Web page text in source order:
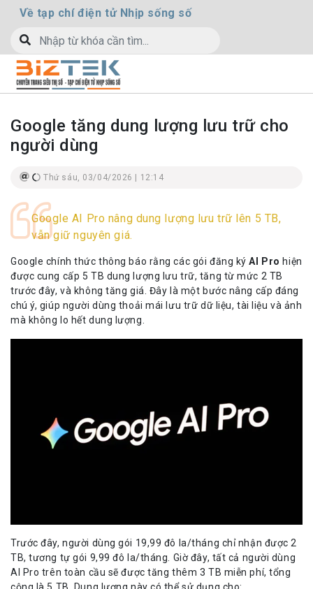
Về tạp chí điện tử Nhịp sống số
Google tăng dung lượng lưu trữ cho
người dùng
Thứ sáu, 03/04/2026 | 12:14
Google AI Pro nâng dung lượng lưu trữ lên 5 TB,
vẫn giữ nguyên giá.
Google chính thức thông báo rằng các gói đăng kýAI Pro hiện
được cung cấp 5 TB dung lượng lưu trữ, tăng từ mức 2 TB
trước đây, và không tăng giá. Đây là một bước nâng cấp đáng
chú ý, giúp người dùng thoải mái lưu trữ dữ liệu, tài liệu và ảnh
mà không lo hết dung lượng.
Trước đây, người dùng gói 19,99 đô la/tháng chỉ nhận được 2
TB, tương tự gói 9,99 đô la/tháng. Giờ đây, tất cả người dùng
AI Pro trên toàn cầu sẽ được tăng thêm 3 TB miễn phí, tổng